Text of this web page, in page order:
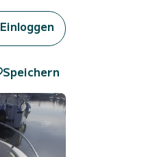
Einloggen
Speichern